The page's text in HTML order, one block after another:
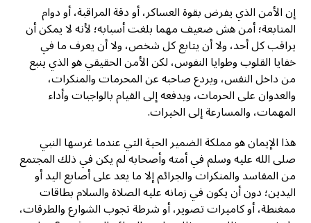
إن الأمن الذي يفرض بقوة العساكر، أو دقة المراقبة، أو دوام
المتابعة؛ أمن هش ضعيف مهما بلغت أسبابه؛ لأنه لا يمكن أن
يراقب كل أحد، ولا أن يتابع كل شخص، ولا أن يعرف ما في
خفايا القلوب وطوايا النفوس، لكن الأمن الحقيقي هو الذي ينبع
من داخل النفس، ويردع صاحبه عن المحرمات والمنكرات،
والعدوان على الحرمات، ويدفعه إلى القيام بالواجبات وأداء
المهمات، والمسارعة إلى الخيرات.
هذا الإيمان هو مملكة الضمير الحية التي عندما غرسها النبي
صلى الله عليه وسلم في أمته وأصحابه لم يكن في ذلك المجتمع
من المفاسد والمنكرات والجرائم إلا ما يعد على أصابع اليد أو
اليدين؛ دون أن يكون في زمانه عليه الصلاة والسلام بطاقات
ممغنطة، أو كاميرات تصوير، أو شرطة تجوب الشوارع والطرقات،